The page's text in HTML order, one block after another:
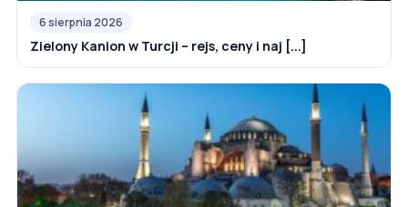
6 sierpnia 2026
Zielony Kanion w Turcji – rejs, ceny i naj [...]